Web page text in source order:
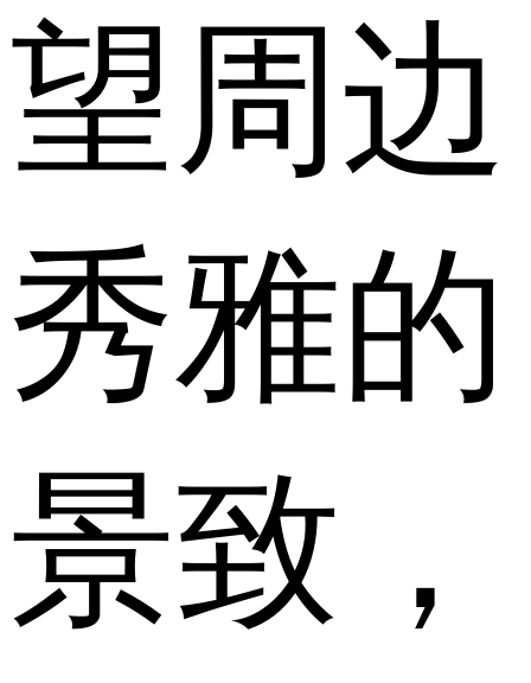
望周边
秀雅的
景致，